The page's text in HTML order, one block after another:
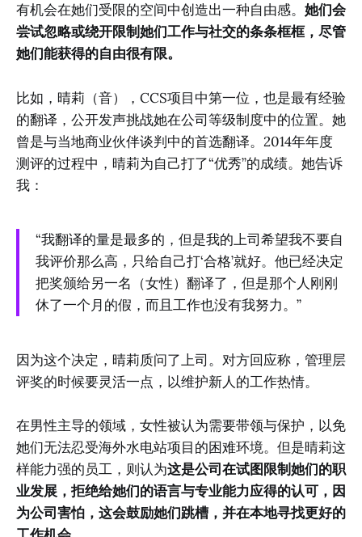
有机会在她们受限的空间中创造出一种自由感。 她们会
尝试忽略或绕开限制她们工作与社交的条条框框，尽管
她们能获得的自由很有限。
比如，晴莉（音），CCS项目中第一位，也是最有经验
的翻译，公开发声挑战她在公司等级制度中的位置。她
曾是与当地商业伙伴谈判中的首选翻译。2014年年度
测评的过程中，晴莉为自己打了“优秀”的成绩。她告诉
我：
“我翻译的量是最多的，但是我的上司希望我不要自
我评价那么高，只给自己打‘合格’就好。他已经决定
把奖颁给另一名（女性）翻译了，但是那个人刚刚
休了一个月的假，而且工作也没有我努力。”
因为这个决定，晴莉质问了上司。对方回应称，管理层
评奖的时候要灵活一点，以维护新人的工作热情。
在男性主导的领域，女性被认为需要带领与保护，以免
她们无法忍受海外水电站项目的困难环境。但是晴莉这
样能力强的员工，则认为这是公司在试图限制她们的职
业发展，拒绝给她们的语言与专业能力应得的认可，因
为公司害怕，这会鼓励她们跳槽，并在本地寻找更好的